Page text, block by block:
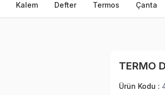
Kalem Defter Termos Çanta
TERMO
Ürün Kodu :